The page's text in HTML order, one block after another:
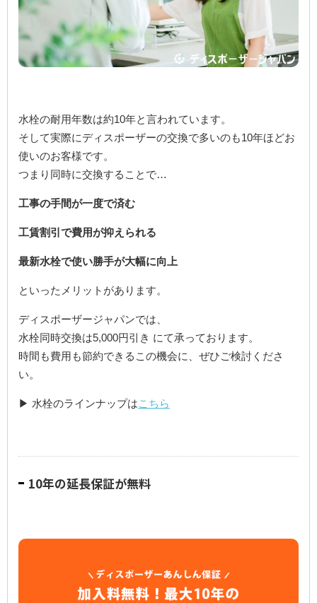
水栓の耐用年数は約10年と言われています。
そして実際にディスポーザーの交換で多いのも10年ほどお
使いのお客様です。
つまり同時に交換することで…
工事の手間が一度で済む
工賃割引で費用が抑えられる
最新水栓で使い勝手が大幅に向上
といったメリットがあります。
ディスポーザージャパンでは、
水栓同時交換は5,000円引き にて承っております。
時間も費用も節約できるこの機会に、ぜひご検討くださ
い。
▶ 水栓のラインナップはこちら
10年の延長保証が無料